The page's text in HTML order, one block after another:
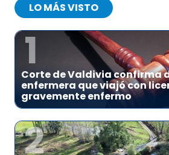
LO MÁS VISTO
1
Corte de Valdivia confirma
enfermera que viajó con
gravemente enfermo
2